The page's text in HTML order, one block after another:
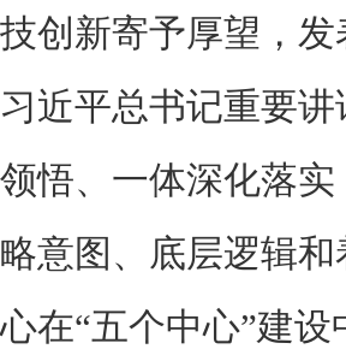
技创新寄予厚望，
习近平总书记重要
领悟、一体深化落
略意图、底层逻辑
心在“五个中心”建